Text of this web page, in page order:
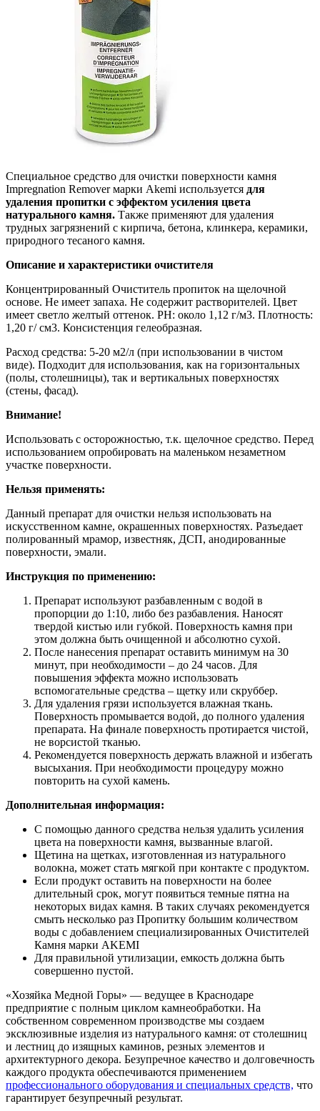
Специальное средство для очистки поверхности камня
Impregnation Remover марки Akemi используется для
удаления пропитки с эффектом усиления цвета
натурального камня. Также применяют для удаления
трудных загрязнений с кирпича, бетона, клинкера, керамики,
природного тесаного камня.
Описание и характеристики очистителя
Концентрированный Очиститель пропиток на щелочной
основе. Не имеет запаха. Не содержит растворителей. Цвет
имеет светло желтый оттенок. РН: около 1,12 г/м3. Плотность:
1,20 г/ см3. Консистенция гелеобразная.
Расход средства: 5-20 м2/л (при использовании в чистом
виде). Подходит для использования, как на горизонтальных
(полы, столешницы), так и вертикальных поверхностях
(стены, фасад).
Внимание!
Использовать с осторожностью, т.к. щелочное средство. Перед
использованием опробировать на маленьком незаметном
участке поверхности.
Нельзя применять:
Данный препарат для очистки нельзя использовать на
искусственном камне, окрашенных поверхностях. Разъедает
полированный мрамор, известняк, ДСП, анодированные
поверхности, эмали.
Инструкция по применению:
Препарат используют разбавленным с водой в
пропорции до 1:10, либо без разбавления. Наносят
твердой кистью или губкой. Поверхность камня при
этом должна быть очищенной и абсолютно сухой.
После нанесения препарат оставить минимум на 30
минут, при необходимости – до 24 часов. Для
повышения эффекта можно использовать
вспомогательные средства – щетку или скруббер.
Для удаления грязи используется влажная ткань.
Поверхность промывается водой, до полного удаления
препарата. На финале поверхность протирается чистой,
не ворсистой тканью.
Рекомендуется поверхность держать влажной и избегать
высыхания. При необходимости процедуру можно
повторить на сухой камень.
Дополнительная информация:
С помощью данного средства нельзя удалить усиления
цвета на поверхности камня, вызванные влагой.
Щетина на щетках, изготовленная из натурального
волокна, может стать мягкой при контакте с продуктом.
Если продукт оставить на поверхности на более
длительный срок, могут появиться темные пятна на
некоторых видах камня. В таких случаях рекомендуется
смыть несколько раз Пропитку большим количеством
воды с добавлением специализированных Очистителей
Камня марки AKEMI
Для правильной утилизации, емкость должна быть
совершенно пустой.
«Хозяйка Медной Горы» — ведущее в Краснодаре
предприятие с полным циклом камнеобработки. На
собственном современном производстве мы создаем
эксклюзивные изделия из натурального камня: от столешниц
и лестниц до изящных каминов, резных элементов и
архитектурного декора. Безупречное качество и долговечность
каждого продукта обеспечиваются применением
профессионального оборудования и специальных средств, что
гарантирует безупречный результат.